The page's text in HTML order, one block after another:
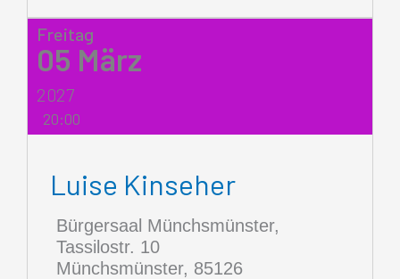
Freitag
05 März
2027
20:00
Luise Kinseher
Bürgersaal Münchsmünster,
Tassilostr. 10
Münchsmünster, 85126